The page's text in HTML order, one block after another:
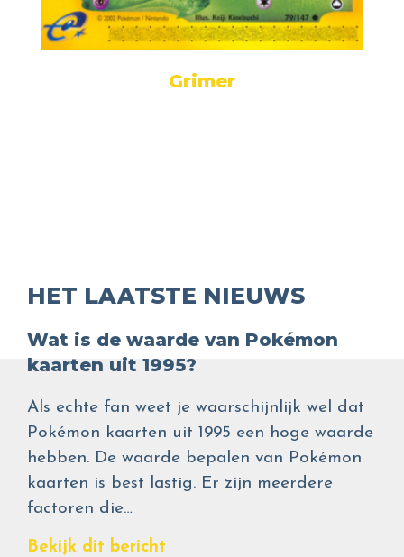
Grimer
HET LAATSTE NIEUWS
Wat is de waarde van Pokémon
kaarten uit 1995?
Als echte fan weet je waarschijnlijk wel dat
Pokémon kaarten uit 1995 een hoge waarde
hebben. De waarde bepalen van Pokémon
kaarten is best lastig. Er zijn meerdere
factoren die…
Bekijk dit bericht